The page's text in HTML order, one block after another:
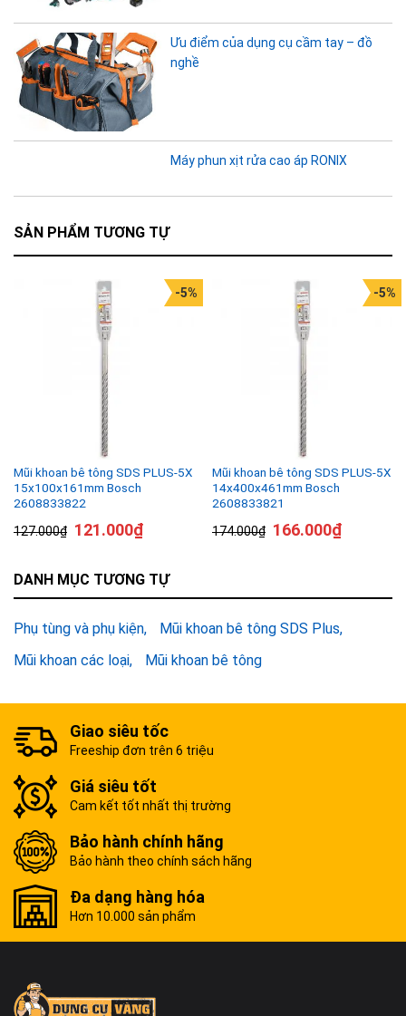
Ưu điểm của dụng cụ cầm tay – đồ
nghề
Máy phun xịt rửa cao áp RONIX
SẢN PHẨM TƯƠNG TỰ
Mũi khoan bê tông SDS PLUS-5X
15x100x161mm Bosch
2608833822
127.000₫
-5%
121.000₫
Mũi khoan bê tông SDS PLUS-5X
14x400x461mm Bosch
2608833821
174.000₫
-5%
166.000₫
DANH MỤC TƯƠNG TỰ
Phụ tùng và phụ kiện
Mũi khoan bê tông SDS Plus
Mũi khoan các loại
Mũi khoan bê tông
Giao siêu tốc
Freeship đơn trên 6 triệu
Giá siêu tốt
Cam kết tốt nhất thị trường
Bảo hành chính hãng
Bảo hành theo chính sách hãng
Đa dạng hàng hóa
Hơn 10.000 sản phẩm